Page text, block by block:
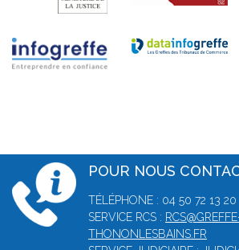
POUR NOUS
TÉLÉPHONE : 04 50 72 13 20
SERVICE RCS :
THONONLESBAINS.FR